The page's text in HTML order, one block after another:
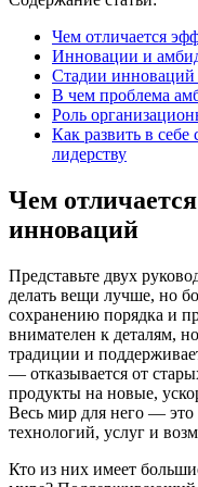
Чем отличается
Инновации и
Стадии инноваций
В чем проблема
Роль
Как развить в
лидерству
Чем
инноваций
Представьте двух
делать вещи лучше, но
сохранению порядка и
внимателен к деталям,
традиции и
— отказывается от
продукты на новые,
Весь мир для него — это
технологий, услуг и
Кто из них имеет